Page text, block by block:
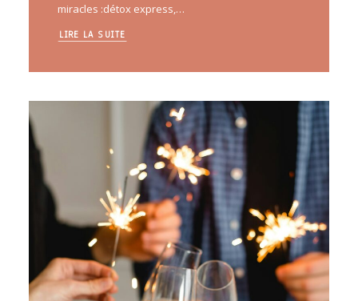
miracles :détox express,…
LIRE LA SUITE